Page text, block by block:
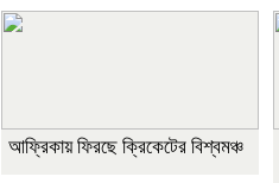
আফ্রিকায় ফিরছে ক্রিকেটের বিশ্বমঞ্চ